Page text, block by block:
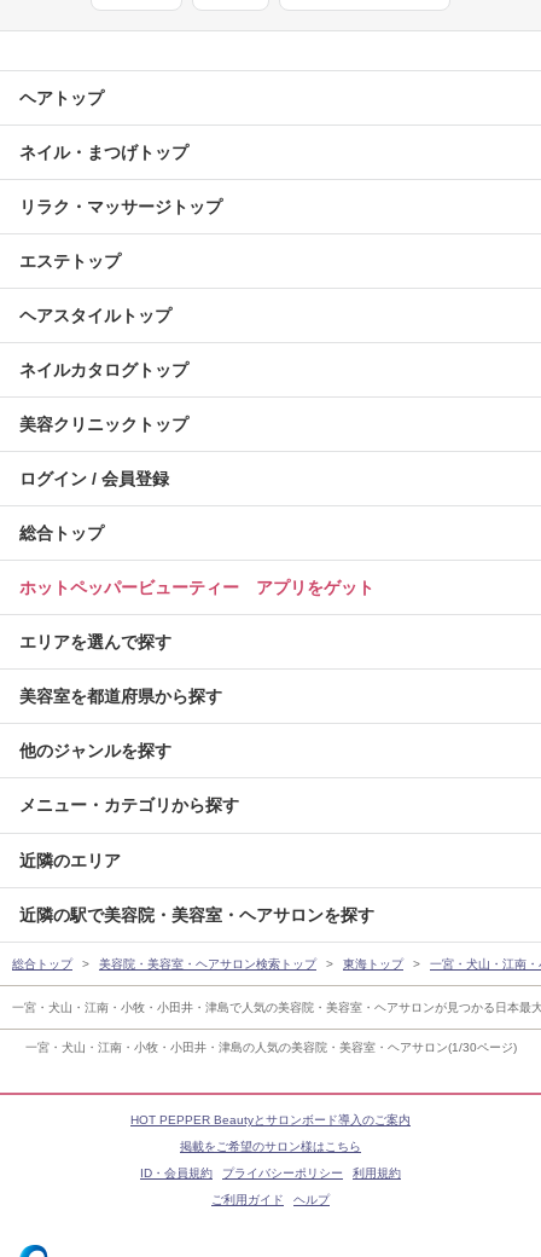
一宮・犬山・江南・小牧・小田井・津島の人気の美容院・美容室・ヘアサロン(1/30ページ)
ヘアトップ
ネイル・まつげトップ
リラク・マッサージトップ
エステトップ
ヘアスタイルトップ
ネイルカタログトップ
美容クリニックトップ
ログイン / 会員登録
総合トップ
ホットペッパービューティー アプリをゲット
エリアを選んで探す
美容室を都道府県から探す
他のジャンルを探す
メニュー・カテゴリから探す
近隣のエリア
近隣の駅で美容院・美容室・ヘアサロンを探す
総合トップ 美容院・美容室・ヘアサロン検索トップ 東海トップ 一宮・犬山・江南
一宮・犬山・江南・小牧・小田井・津島で人気の美容院・美容室・ヘアサロンが見つかる日本
HOT PEPPER Beautyとサロンボード導入のご案内
掲載をご希望のサロン様はこちら
ID・会員規約
プライバシーポリシー
利用規約
ご利用ガイド
ヘルプ